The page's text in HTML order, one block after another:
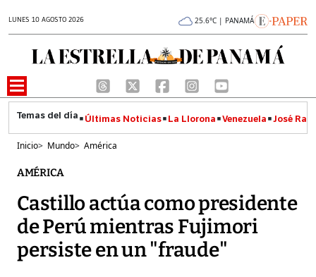
LUNES 10 AGOSTO 2026 25.6°C | PANAMÁ
Últimas Noticias La Llorona Venezuela José
Inicio> Mundo> América
AMÉRICA
Castillo actúa como presidente
de Perú mientras Fujimori
persiste en un "fraude"